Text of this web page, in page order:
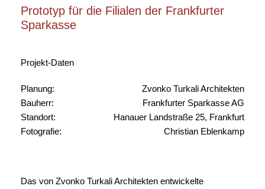
Prototyp für die Filialen der Frankfurter
Sparkasse
Projekt-Daten
Planung:
Zvonko Turkali Architekten
Bauherr:
Frankfurter Sparkasse AG
Standort:
Hanauer Landstraße 25, Frankfurt
Fotografie:
Christian Eblenkamp
Das von Zvonko Turkali Architekten entwickelte